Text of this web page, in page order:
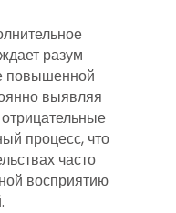
разум
повышенной
выявляя
процесс, что
часто
восприятию